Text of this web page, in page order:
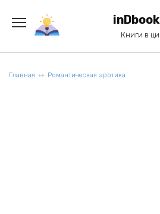
содержанию
Книги в
Главная Романтическая эротика